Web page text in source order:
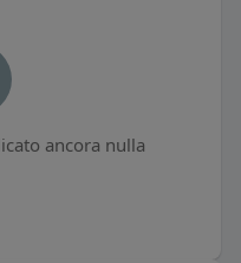
ancora nulla